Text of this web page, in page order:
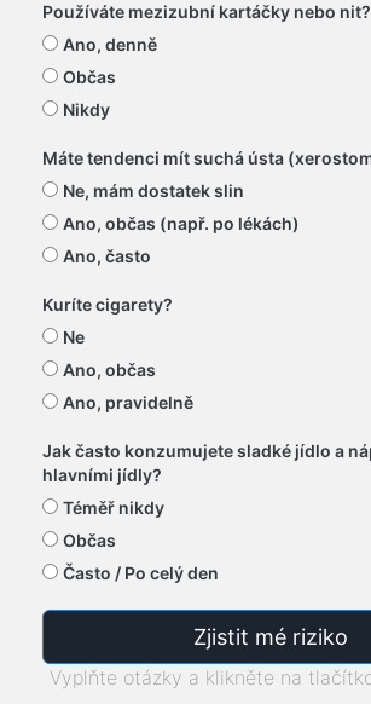
Používáte mezizubní kartáčky nebo nit?
Ano, denně
Občas
Nikdy
Máte tendenci mít suchá ústa
Ne, mám dostatek slin
Ano, občas (např. po lékách)
Ano, často
Kuríte cigarety?
Ne
Ano, občas
Ano, pravidelně
Jak často konzumujete sladké jídlo a
hlavními jídly?
Téměř nikdy
Občas
Často / Po celý den
Zjistit mé riziko
Vyplňte otázky a klikněte na